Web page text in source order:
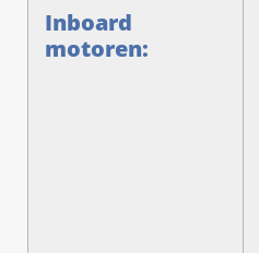
Inboard
motoren: